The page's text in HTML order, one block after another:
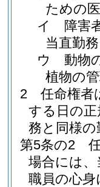
ための
イ
障害
当直勤務
ウ
動物
植物の
2
任命権者
する日の
務と同様
第5条の2
場合には
職員の心